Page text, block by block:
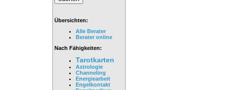
Übersichten:
Alle Berater
Berater online
Nach Fähigkeiten:
Tarotkarten
Astrologie
Channeling
Energiearbeit
Engelkontakt